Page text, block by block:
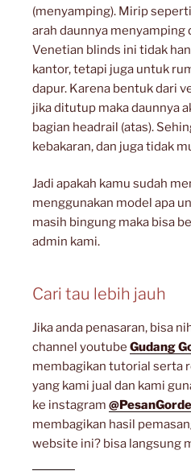
(menyamping). Mirip
arah daunnya menyamping
Venetian blinds ini tidak
kantor, tetapi juga untuk
dapur. Karena bentuk dari
jika ditutup maka daunnya
bagian headrail (atas).
kebakaran, dan juga tidak
Jadi apakah kamu sudah
menggunakan model apa
masih bingung maka bisa
admin kami.
Cari tau lebih jauh
Jika anda penasaran, bisa
channel youtube Gudang
membagikan tutorial serta
yang kami jual dan kami
ke instagram
membagikan hasil
website ini? bisa langsung